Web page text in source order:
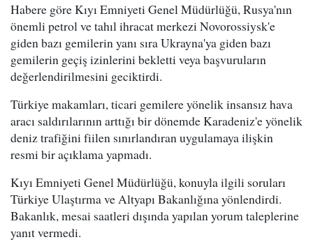
Habere göre Kıyı Emniyeti Genel Müdürlüğü, Rusya'nın
önemli petrol ve tahıl ihracat merkezi Novorossiysk'e
giden bazı gemilerin yanı sıra Ukrayna'ya giden bazı
gemilerin geçiş izinlerini bekletti veya başvuruların
değerlendirilmesini geciktirdi.
Türkiye makamları, ticari gemilere yönelik insansız hava
aracı saldırılarının arttığı bir dönemde Karadeniz'e yönelik
deniz trafiğini fiilen sınırlandıran uygulamaya ilişkin
resmi bir açıklama yapmadı.
Kıyı Emniyeti Genel Müdürlüğü, konuyla ilgili soruları
Türkiye Ulaştırma ve Altyapı Bakanlığına yönlendirdi.
Bakanlık, mesai saatleri dışında yapılan yorum taleplerine
yanıt vermedi.